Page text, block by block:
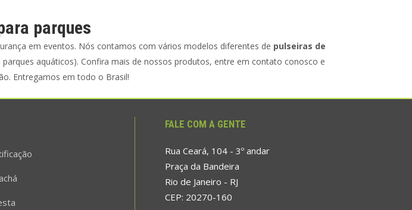
parques
em eventos. Nós contamos com vários modelos diferentes de pulseiras de
aquáticos). Confira mais de nossos produtos, entre em contato conosco e
Entregamos em todo o Brasil!
FALE COM A GENTE
Rua Ceará, 104 - 3º andar
Praça da Bandeira
Rio de Janeiro - RJ
CEP: 20270-160